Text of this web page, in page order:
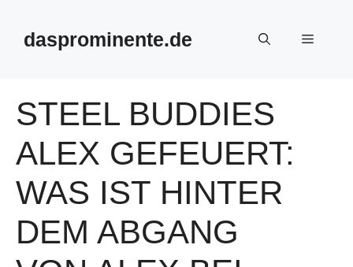
contentdasprominente.de Menu
STEEL BUDDIES
ALEX GEFEUERT:
WAS IST HINTER
DEM ABGANG